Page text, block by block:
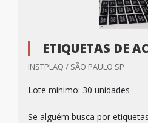
ETIQUETAS DE
INSTPLAQ / SÃO PAULO SP
Lote mínimo: 30 unidades
Se alguém busca por